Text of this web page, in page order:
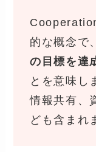
的な概念で
の目標を達
とを意味し
情報共有、
ども含まれ